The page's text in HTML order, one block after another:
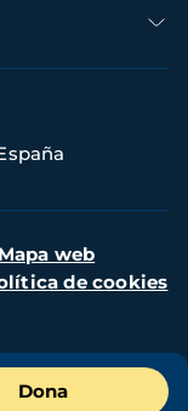
Dona
Mapa web
de cookies